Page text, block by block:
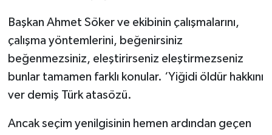
Başkan Ahmet Söker ve ekibinin çalışmalarını,
çalışma yöntemlerini, beğenirsiniz
beğenmezsiniz, eleştirirseniz eleştirmezseniz
bunlar tamamen farklı konular. ‘Yiğidi öldür hakkını
ver demiş Türk atasözü.
Ancak seçim yenilgisinin hemen ardından geçen